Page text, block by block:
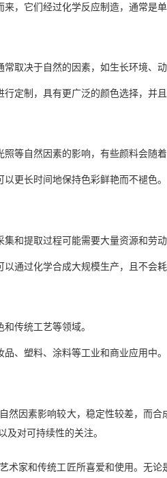
，它们经过化学反应制造，通常是
取决于自然的因素，如生长环境、
定制，具有更广泛的颜色选择，并
等自然因素的影响，有些颜料会随
更长时间地保持色彩鲜艳而不褪色。
和提取过程可能需要大量资源和劳动
通过化学合成大规模生产，且不会耗
传统工艺等领域。
、塑料、涂料等工业和商业应用中。
然因素影响较大，稳定性较差，而
及对可持续性的关注。
术家和传统工匠所喜爱和使用。无